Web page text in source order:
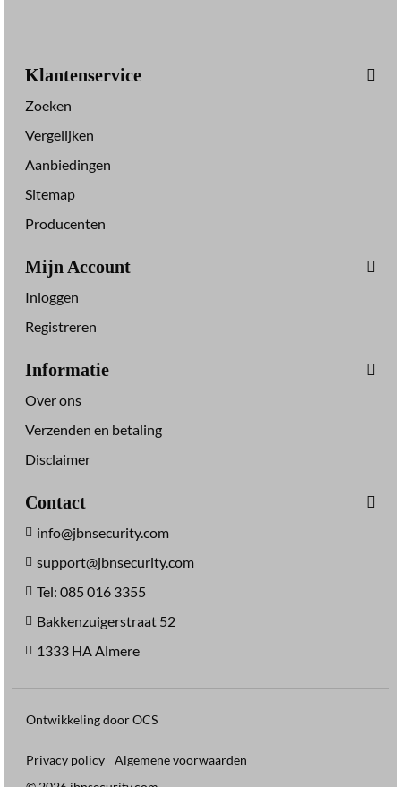
Klantenservice
Zoeken
Vergelijken
Aanbiedingen
Sitemap
Producenten
Mijn Account
Inloggen
Registreren
Informatie
Over ons
Verzenden en betaling
Disclaimer
Contact
info@jbnsecurity.com
support@jbnsecurity.com
Tel: 085 016 3355
Bakkenzuigerstraat 52
1333 HA Almere
Ontwikkeling door OCS
Privacy policy
Algemene voorwaarden